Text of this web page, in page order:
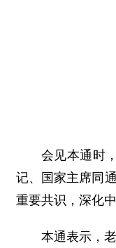
会见本通时
记、国家主席同
重要共识，深化
本通表示，